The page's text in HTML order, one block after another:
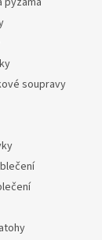
soupravy